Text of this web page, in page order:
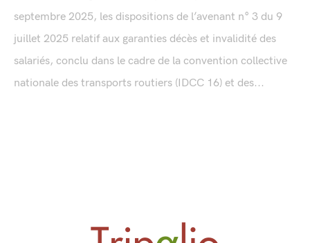
septembre 2025, les dispositions de l’avenant n° 3 du 9
juillet 2025 relatif aux garanties décès et invalidité des
salariés, conclu dans le cadre de la convention collective
nationale des transports routiers (IDCC 16) et des...